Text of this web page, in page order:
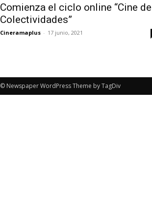
Comienza el ciclo online “Cine de
Colectividades”
Cineramaplus - 17 junio, 2021
© Newspaper WordPress Theme by TagDiv